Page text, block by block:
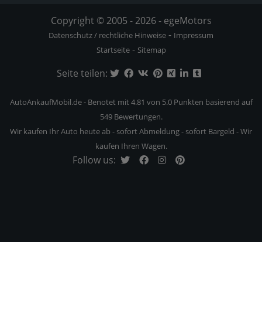
Copyright © 2005 - 2026 - egeMotors
Datenschutz / rechtliche Hinweise - Impressum
Startseite- Sitemap
Seite teilen:
AutoAnkaufMobil.de- Benotet mit4.81 von 5.0 Punkten basierend auf
549Bewertungen.
Wir kaufen Ihr Auto heute ab - sofort Abmeldung - sofort Bargeld - Wir
kaufen Ihren Wagen.
Follow us: